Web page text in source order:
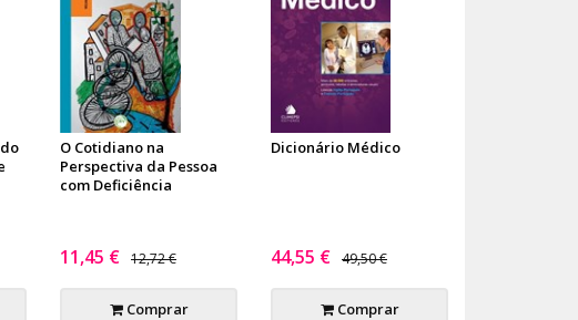
O Cotidiano na
Perspectiva da Pessoa
com Deficiência
11,45 € 12,72 €
Comprar
Dicionário Médico
44,55 € 49,50 €
Comprar